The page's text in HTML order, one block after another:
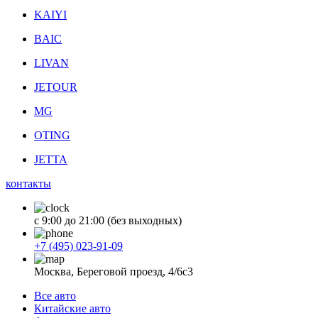
KAIYI
BAIC
LIVAN
JETOUR
MG
OTING
JETTA
контакты
с 9:00 до 21:00 (без выходных)
+7 (495) 023-91-09
Москва, Береговой проезд, 4/6с3
Все авто
Китайские авто